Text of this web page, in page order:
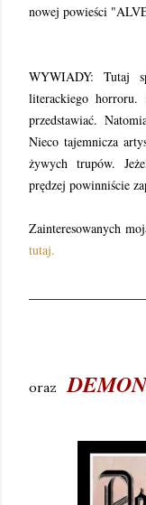
nowej powieści
WYWIADY: Tutaj
literackiego horroru.
przedstawiać.
Nieco tajemnicza
żywych trupów.
prędzej powinniście
Zainteresowanych
tutaj.
oraz